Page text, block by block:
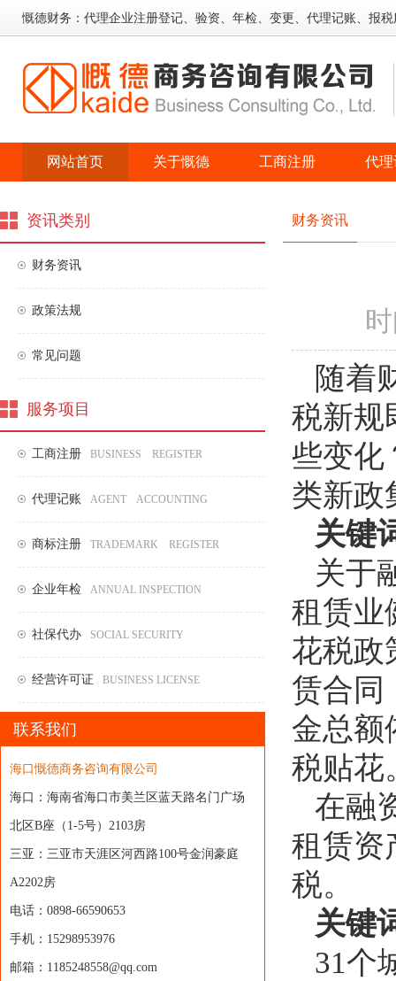
慨德财务：代理企业注册登记、验资、年检、变更、代理记账、报税
网站首页 关于慨德 工商注册 代
资讯类别
财务资讯
政策法规
常见问题
服务项目
工商注册 BUSINESS REGISTER
代理记账 AGENT ACCOUNTING
商标注册 TRADEMARK REGISTER
企业年检 ANNUAL INSPECTION
社保代办 SOCIAL SECURITY
经营许可证 BUSINESS LICENSE
联系我们
海口慨德商务咨询有限公司
海口：海南省海口市美兰区蓝天路名门广场
北区B座（1-5号）2103房
三亚：三亚市天涯区河西路100号金润豪庭
A2202房
电话：0898-66590653
手机：15298953976
邮箱：1185248558@qq.com
财务资讯
随着
税新规
些变化
类新政
关键
关于
租赁业
花税政
赁合同
金总额
税贴花
在融
租赁资
税。
关键
31个